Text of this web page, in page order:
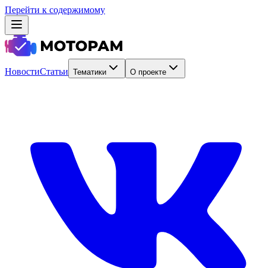
Перейти к содержимому
НовостиСтатьи Тематики О проекте